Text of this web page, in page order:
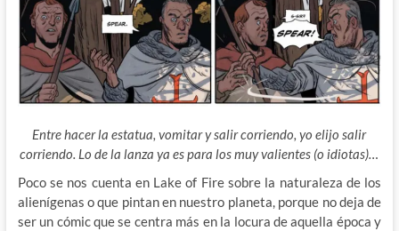
Entre hacer la estatua, vomitar y salir corriendo, yo elijo salir
corriendo. Lo de la lanza ya es para los muy valientes (o idiotas)…
Poco se nos cuenta en Lake of Fire sobre la naturaleza de los
alienígenas o que pintan en nuestro planeta, porque no deja de
ser un cómic que se centra más en la locura de aquella época y